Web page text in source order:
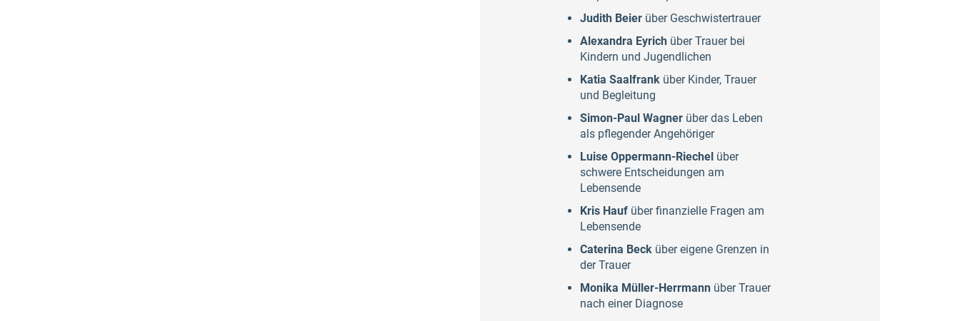
Judith Beier über Geschwistertrauer
Alexandra Eyrich über Trauer bei
Kindern und Jugendlichen
Katia Saalfrank über Kinder, Trauer
und Begleitung
Simon-Paul Wagner über das Leben
als pflegender Angehöriger
Luise Oppermann-Riechel über
schwere Entscheidungen am
Lebensende
Kris Hauf über finanzielle Fragen am
Lebensende
Caterina Beck über eigene Grenzen in
der Trauer
Monika Müller-Herrmann über Trauer
nach einer Diagnose